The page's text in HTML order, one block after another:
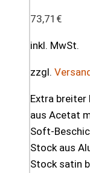
73,71 €
inkl. MwSt.
zzgl.
Extra
aus Acetat
Soft-
Stock aus
Stock satin